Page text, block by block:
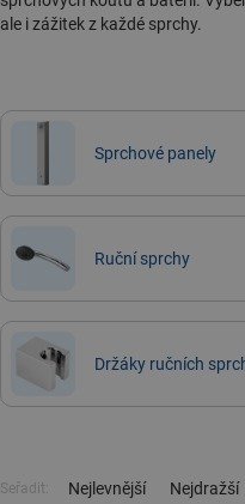
ale i zážitek z každé sprchy.
Sprchové panely
Ruční sprchy
Držáky ručních
Seřadit: Nejlevnější Nejdražší